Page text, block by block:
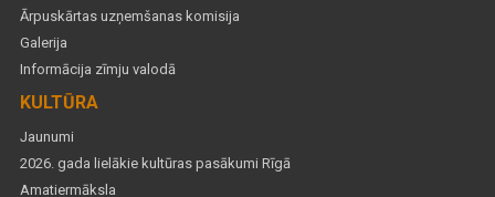
Ārpuskārtas uzņemšanas komisija
Galerija
Informācija zīmju valodā
KULTŪRA
Jaunumi
2026. gada lielākie kultūras pasākumi Rīgā
Amatiermāksla